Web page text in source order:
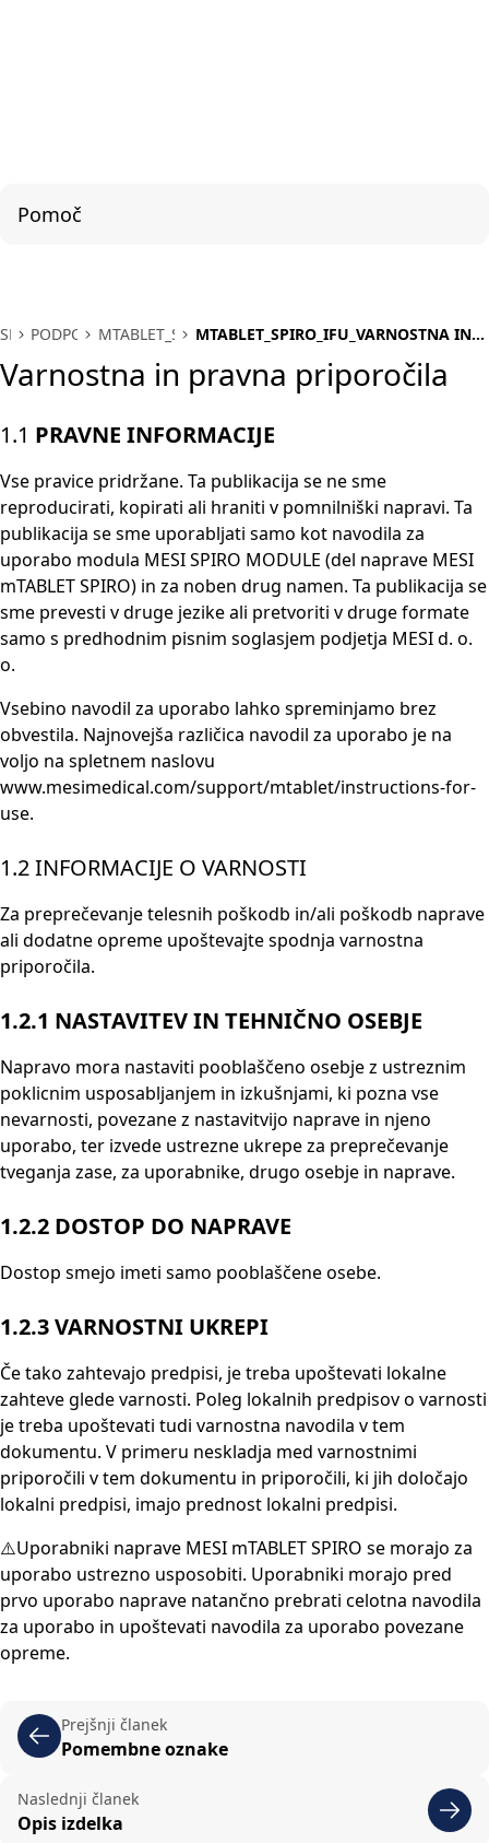
Pomoč
SL PODPORAMTABLET_SPIROMTABLET_SPIRO_IFU_VARNOSTNA IN
Varnostna in pravna priporočila
1.1 PRAVNE INFORMACIJE
Vse pravice pridržane. Ta publikacija se ne sme
reproducirati, kopirati ali hraniti v pomnilniški napravi. Ta
publikacija se sme uporabljati samo kot navodila za
uporabo modula MESI SPIRO MODULE (del naprave MESI
mTABLET SPIRO) in za noben drug namen. Ta publikacija se
sme prevesti v druge jezike ali pretvoriti v druge formate
samo s predhodnim pisnim soglasjem podjetja MESI d. o.
o.
Vsebino navodil za uporabo lahko spreminjamo brez
obvestila. Najnovejša različica navodil za uporabo je na
voljo na spletnem naslovu
www.mesimedical.com/support/mtablet/instructions-for-
use.
1.2 INFORMACIJE O VARNOSTI
Za preprečevanje telesnih poškodb in/ali poškodb naprave
ali dodatne opreme upoštevajte spodnja varnostna
priporočila.
1.2.1 NASTAVITEV IN TEHNIČNO OSEBJE
Napravo mora nastaviti pooblaščeno osebje z ustreznim
poklicnim usposabljanjem in izkušnjami, ki pozna vse
nevarnosti, povezane z nastavitvijo naprave in njeno
uporabo, ter izvede ustrezne ukrepe za preprečevanje
tveganja zase, za uporabnike, drugo osebje in naprave.
1.2.2 DOSTOP DO NAPRAVE
Dostop smejo imeti samo pooblaščene osebe.
1.2.3VARNOSTNI UKREPI
Če tako zahtevajo predpisi, je treba upoštevati lokalne
zahteve glede varnosti. Poleg lokalnih predpisov o varnosti
je treba upoštevati tudi varnostna navodila v tem
dokumentu. V primeru neskladja med varnostnimi
priporočili v tem dokumentu in priporočili, ki jih določajo
lokalni predpisi, imajo prednost lokalni predpisi.
⚠️Uporabniki naprave MESI mTABLET SPIRO se morajo za
uporabo ustrezno usposobiti. Uporabniki morajo pred
prvo uporabo naprave natančno prebrati celotna navodila
za uporabo in upoštevati navodila za uporabo povezane
opreme.
Prejšnji članek
Pomembne oznake
Naslednji članek
Opis izdelka